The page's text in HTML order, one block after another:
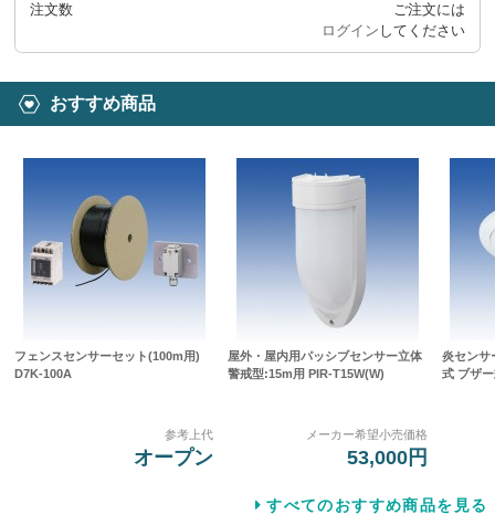
注文数
ご注文には
ログイン してください
おすすめ商品
フェンスセンサーセット(100m用)
D7K-100A
参考上代
オープン
屋外・屋内用パッシブセンサー立体
警戒型:15m用 PIR-T15W(W)
メーカー希望小売価格
53,000円
炎センサ
式 ブザ
すべてのおすすめ商品を見る